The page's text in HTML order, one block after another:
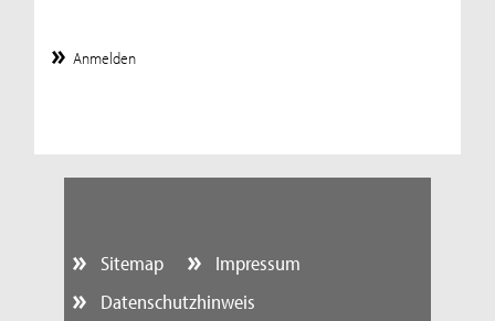
Anmelden
Sitemap
Impressum
Datenschutzhinweis